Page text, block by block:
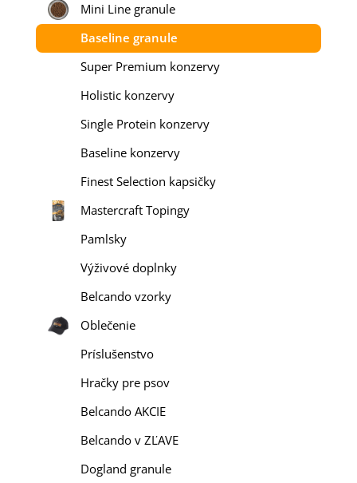
Mini Line granule
Baseline granule
Super Premium konzervy
Holistic konzervy
Single Protein konzervy
Baseline konzervy
Finest Selection kapsičky
Mastercraft Topingy
Pamlsky
Výživové doplnky
Belcando vzorky
Oblečenie
Príslušenstvo
Hračky pre psov
Belcando AKCIE
Belcando v ZĽAVE
Dogland granule